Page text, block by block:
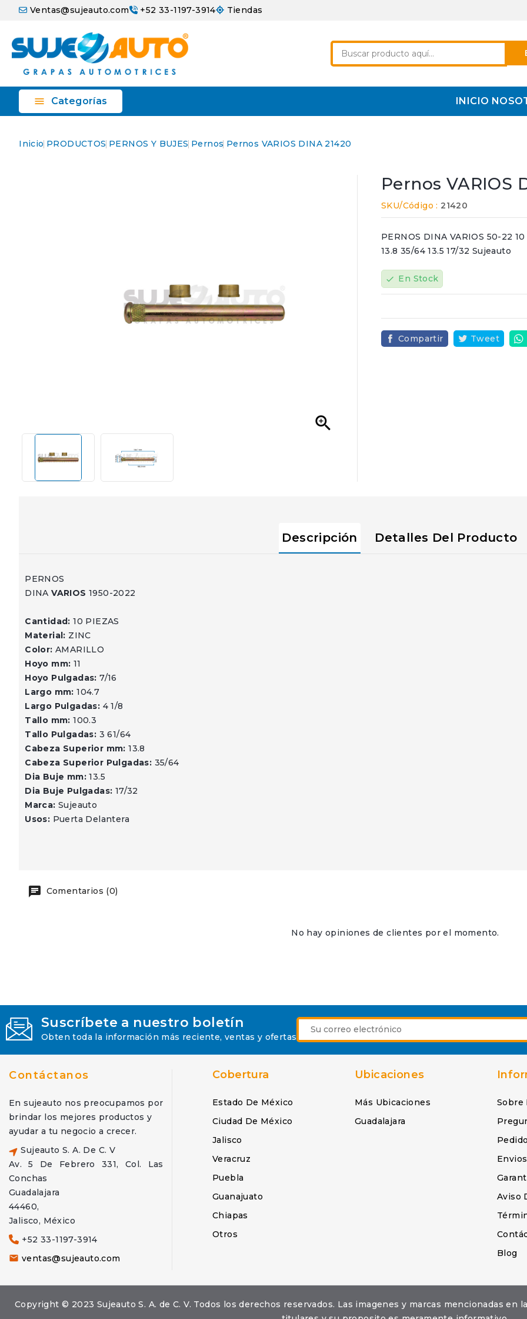
Ventas@sujeauto.com +52 33-1197-3914 Tiendas
 Categorías INICIO
Inicio PRODUCTOS PERNOS Y BUJES Pernos Pernos VARIOS DINA 21420

Pernos VARIOS
SKU/Código : 21420
PERNOS DINA VARIOS 50-22
13.8 35/64 13.5 17/32 Sujeauto
check En Stock
Compartir Tweet
Descripción Detalles Del Producto
PERNOS
DINA VARIOS 1950-2022
Cantidad:10 PIEZAS
Material: ZINC
Color: AMARILLO
Hoyo mm: 11
Hoyo Pulgadas:7/16
Largo mm:104.7
Largo Pulgadas: 4 1/8
Tallo mm:100.3
Tallo Pulgadas: 3 61/64
Cabeza Superior mm:13.8
Cabeza Superior Pulgadas: 35/64
Dia Buje mm:13.5
Dia Buje Pulgadas: 17/32
Marca: Sujeauto
Usos: Puerta Delantera
Comentarios (0)
No hay opiniones de clientes por el momento.
Suscríbete a nuestro boletín
Obten toda la información más reciente, ventas y ofertas
Contáctanos
En sujeauto nos preocupamos por
brindar los mejores productos y
ayudar a tu negocio a crecer.
Sujeauto S. A. De C. V
Av. 5 De Febrero 331, Col. Las
Conchas
Guadalajara
44460,
Jalisco, México
+52 33-1197-3914
 ventas@sujeauto.com
Cobertura
Estado De México
Ciudad De México
Jalisco
Veracruz
Puebla
Guanajuato
Chiapas
Otros
Ubicaciones
Más Ubicaciones
Guadalajara
Sobre
Envios
Aviso
Blog
Copyright © 2023 Sujeauto S. A. de C. V. Todos los derechos reservados. Las imagenes y marcas mencionadas